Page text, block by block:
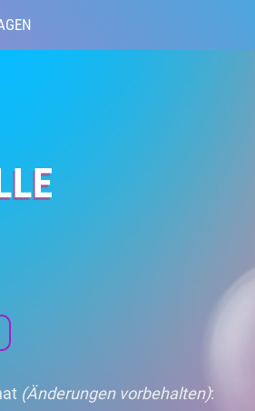
(Änderungen vorbehalten):